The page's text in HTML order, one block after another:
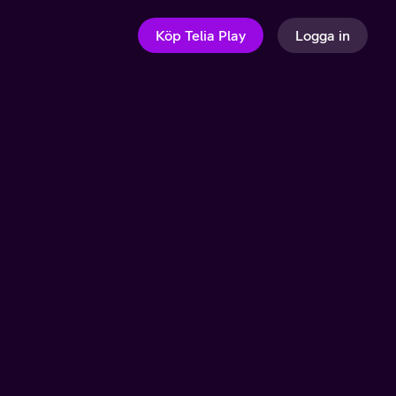
Köp Telia Play Logga in